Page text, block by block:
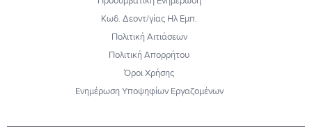
Κωδ. Δεοντ/γίας Ηλ Εμπ.
Πολιτική Αιτιάσεων
Πολιτική Απορρήτου
Όροι Χρήσης
Ενημέρωση Υποψηφίων Εργαζομένων